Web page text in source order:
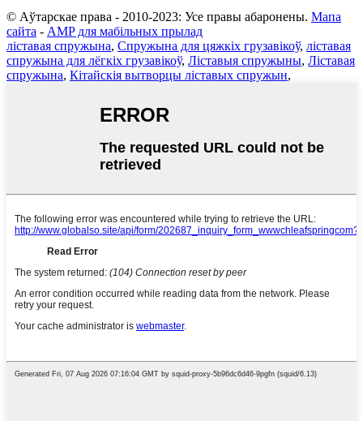
© Аўтарскае права - 2010-2023: Усе правы абаронены. Мапа
сайта - AMP для мабільных прылад
ліставая спружына, Спружына для цяжкіх грузавікоў, ліставая
спружына для лёгкіх грузавікоў, Ліставыя спружыны, Ліставая
спружына, Кітайскія вытворцы ліставых спружын,